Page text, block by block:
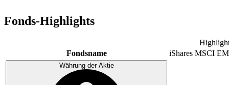
Fonds-Highlights
Fondsname
iShares MSCI EM
Währung der Aktie